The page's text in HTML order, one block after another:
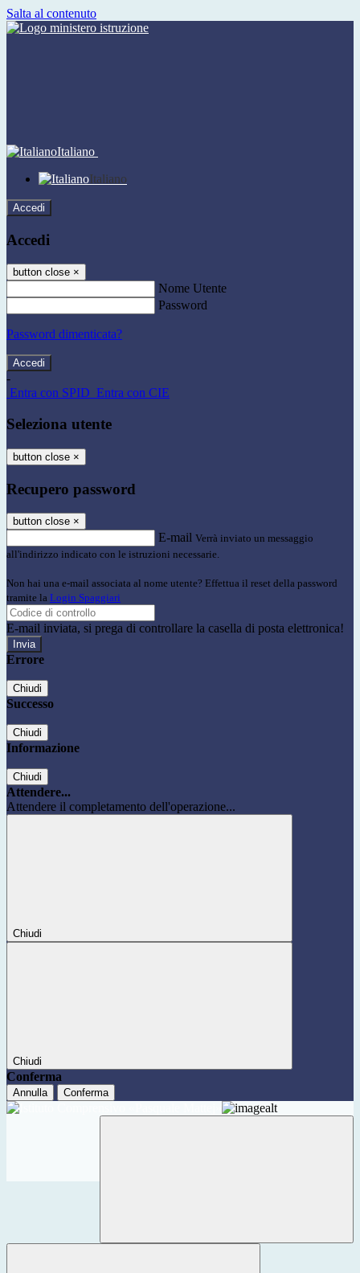
Salta al contenuto
Italiano
Italiano
Accedi
Accedi
button close ×
Nome Utente
Password
Password dimenticata?
-
Entra con SPID Entra con CIE
Seleziona utente
button close ×
Recupero password
button close ×
E-mail Verrà inviato un messaggio
all'indirizzo indicato con le istruzioni necessarie.
Non hai una e-mail associata al nome utente? Effettua il reset della password
tramite la Login Spaggiari
E-mail inviata, si prega di controllare la casella di posta elettronica!
Errore
Chiudi
Successo
Chiudi
Informazione
Chiudi
Attendere...
Attendere il completamento dell'operazione...
Chiudi
Chiudi
Conferma
Annulla Conferma